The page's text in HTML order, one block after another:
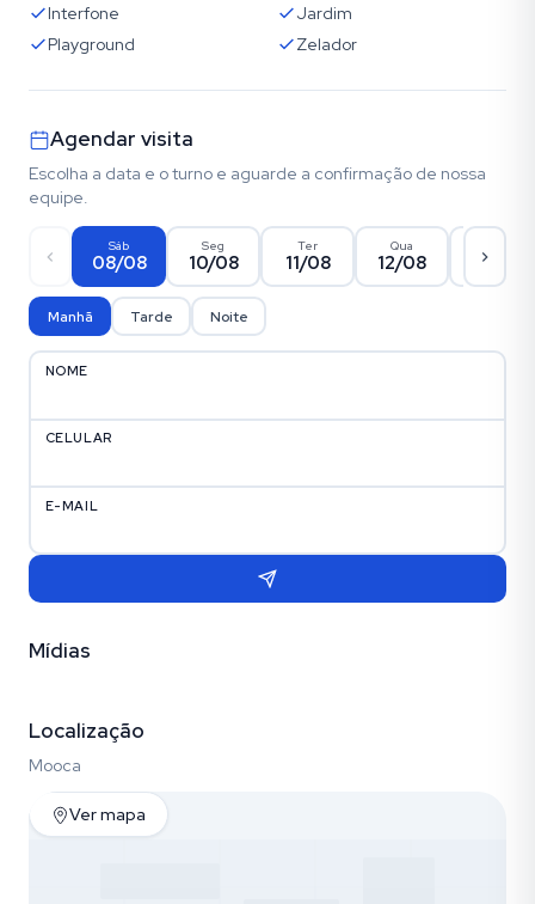
Interfone
Jardim
Playground
Zelador
Agendar visita
Escolha a data e o turno e aguarde a confirmação de nossa
equipe.
Sáb
08/08
Seg
10/08
Ter
11/08
Qua
12/08 13/08
Manhã Tarde Noite
NOME
CELULAR
E-MAIL
Mídias
Localização
Mooca
Ver mapa